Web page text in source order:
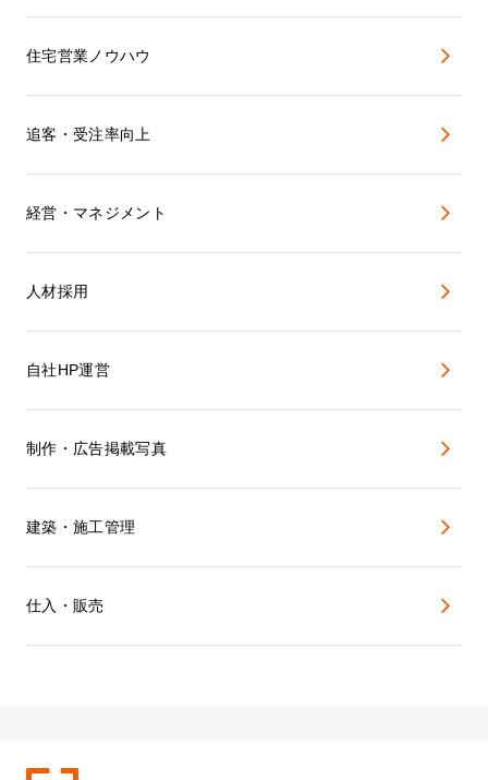
住宅営業ノウハウ
追客・受注率向上
経営・マネジメント
人材採用
自社HP運営
制作・広告掲載写真
建築・施工管理
仕入・販売